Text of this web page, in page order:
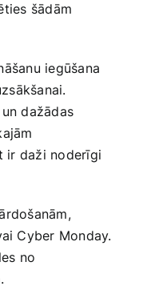
‍šādām
iegūšana
dažādas
ir daži noderīgi
Cyber Monday.
no